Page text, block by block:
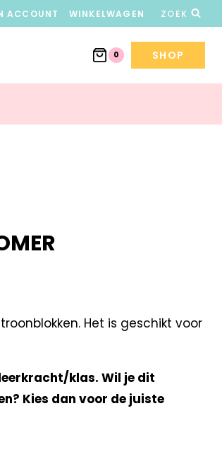
ACCOUNT WINKELWAGEN ZOEK
0 SHOP
Het is geschikt voor
klas. Wil je dit
Kies dan voor de juiste